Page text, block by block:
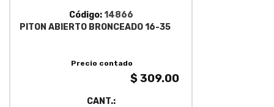
Código:14866
PITON ABIERTO BRONCEADO 16-35
Precio contado
$ 309.00
CANT.: